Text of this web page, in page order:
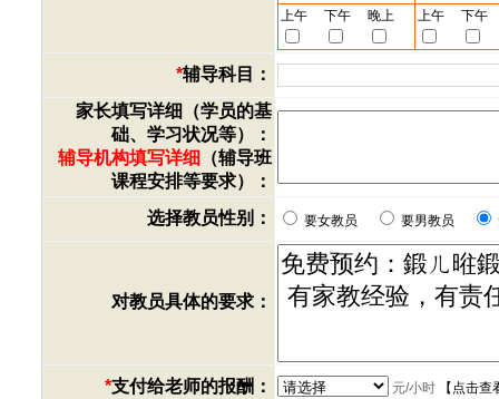
上午
下午 晚上 上午 下午
*辅导科目：
家长填写详细（学员的基
础、学习状况等）：
辅导机构填写详细 （辅导班
课程安排等要求）：
选择教员性别：
要女教员 要男教员
对教员具体的要求：
*支付给老师的报酬： 元/小时【 点击查